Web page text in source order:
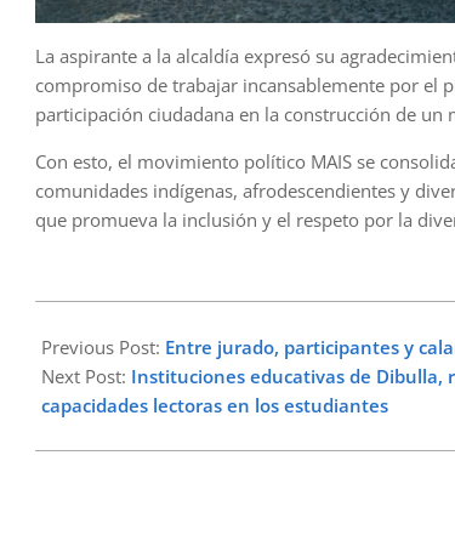
La aspirante a la alcaldía expresó su
compromiso de trabajar incansablemente por el
participación ciudadana en la construcción de
Con esto, el movimiento político MAIS se
comunidades indígenas, afrodescendientes y
que promueva la inclusión y el respeto por la
07-
27
Previous Post: Entre jurado, participantes y
Next Post: Instituciones educativas de Dibulla,
capacidades lectoras en los estudiantes